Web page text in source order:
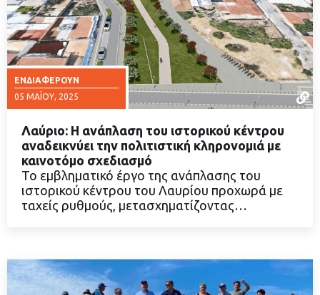
ΕΝΔΙΑΦΈΡΟΥΝ
05 ΜΑΪ́ΟΥ, 2025
ΔΙΑΒΑΣΤΕ ΠΕΡΙΣΣΟΤΕΡΑ
Λαύριο: Η ανάπλαση του ιστορικού κέντρου
αναδεικνύει την πολιτιστική κληρονομιά με
καινοτόμο σχεδιασμό
Το εμβληματικό έργο της ανάπλασης του
ιστορικού κέντρου του Λαυρίου προχωρά με
ταχείς ρυθμούς, μετασχηματίζοντας…